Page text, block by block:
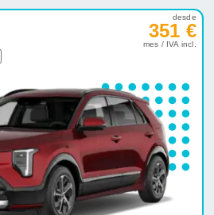
desde
351 €
mes / IVA incl.